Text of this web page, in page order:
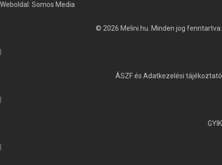
Weboldal: Somos Media
© 2026 Melini.hu. Minden jog fenntartva.
ÁSZF és Adatkezelési tájékoztató
GYIK